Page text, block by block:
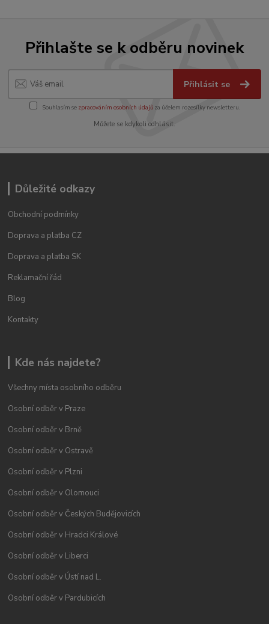
Přihlašte se k odběru novinek
Přihlásit se
Souhlasím se zpracováním osobních údajůza účelem rozesílky newsletteru.
Můžete se kdykoli odhlásit.
Důležité odkazy
Obchodní podmínky
Doprava a platba CZ
Doprava a platba SK
Reklamační řád
Blog
Kontakty
Kde nás najdete?
Všechny místa osobního odběru
Osobní odběr v Praze
Osobní odběr v Brně
Osobní odběr v Ostravě
Osobní odběr v Plzni
Osobní odběr v Olomouci
Osobní odběr v Českých Budějovicích
Osobní odběr v Hradci Králové
Osobní odběr v Liberci
Osobní odběr v Ústí nad L.
Osobní odběr v Pardubicích